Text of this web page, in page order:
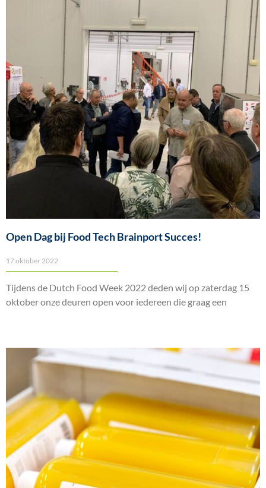
Open Dag bij Food Tech Brainport Succes!
17 oktober 2022
Tijdens de Dutch Food Week 2022 deden wij op zaterdag 15
oktober onze deuren open voor iedereen die graag een